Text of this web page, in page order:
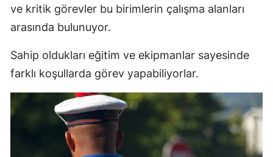
ve kritik görevler bu birimlerin çalışma alanları
arasında bulunuyor.
Sahip oldukları eğitim ve ekipmanlar sayesinde
farklı koşullarda görev yapabiliyorlar.